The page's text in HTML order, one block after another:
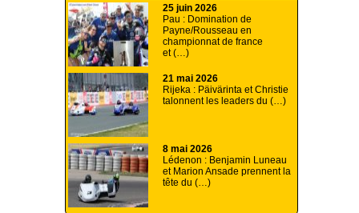
25 juin 2026
Pau : Domination de
Payne/Rousseau en
championnat de france
et (…)
21 mai 2026
Rijeka : Päivärinta et Christie
talonnent les leaders du (…)
8 mai 2026
Lédenon : Benjamin Luneau
et Marion Ansade prennent la
tête du (…)